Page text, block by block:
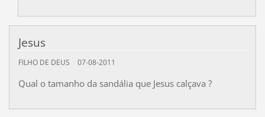
Jesus
FILHO DE DEUS 07-08-2011
Qual o tamanho da sandália que Jesus calçava ?